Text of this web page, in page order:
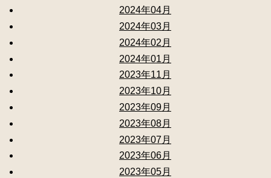
2024年04月
2024年03月
2024年02月
2024年01月
2023年11月
2023年10月
2023年09月
2023年08月
2023年07月
2023年06月
2023年05月